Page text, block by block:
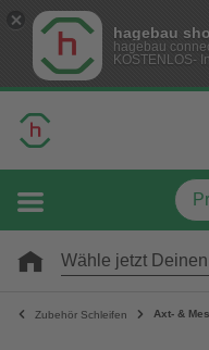
hagebau
hagebau
KOSTENLOS-
Wähle jetzt
Zubehör Schleifen Axt- &